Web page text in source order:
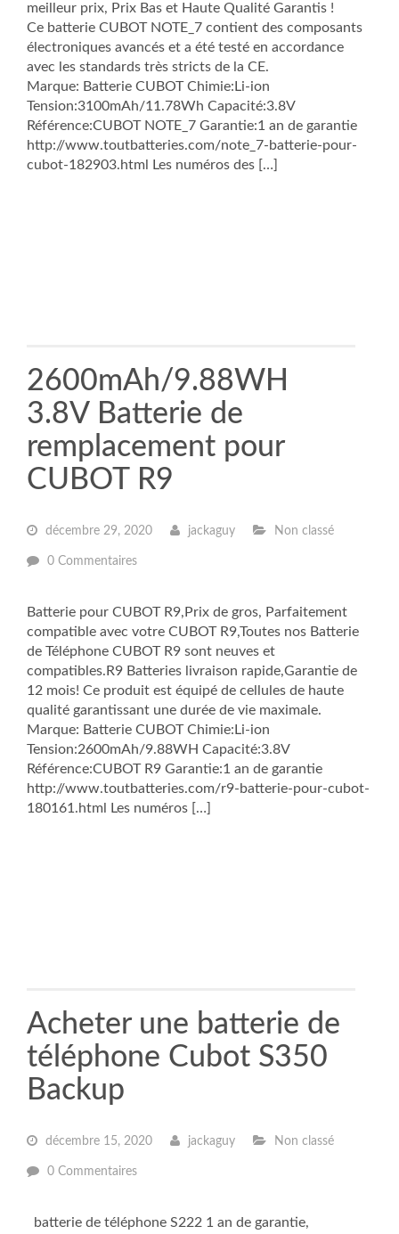
meilleur prix, Prix Bas et Haute Qualité Garantis !
Ce batterie CUBOT NOTE_7 contient des composants
électroniques avancés et a été testé en accordance
avec les standards très stricts de la CE.
Marque: Batterie CUBOT Chimie:Li-ion
Tension:3100mAh/11.78Wh Capacité:3.8V
Référence:CUBOT NOTE_7 Garantie:1 an de garantie
http://www.toutbatteries.com/note_7-batterie-pour-
cubot-182903.html Les numéros des […]
2600mAh/9.88WH
3.8V Batterie de
remplacement pour
CUBOT R9
décembre 29, 2020 jackaguy Non classé
0 Commentaires
Batterie pour CUBOT R9,Prix de gros, Parfaitement
compatible avec votre CUBOT R9,Toutes nos Batterie
de Téléphone CUBOT R9 sont neuves et
compatibles.R9 Batteries livraison rapide,Garantie de
12 mois! Ce produit est équipé de cellules de haute
qualité garantissant une durée de vie maximale.
Marque: Batterie CUBOT Chimie:Li-ion
Tension:2600mAh/9.88WH Capacité:3.8V
Référence:CUBOT R9 Garantie:1 an de garantie
http://www.toutbatteries.com/r9-batterie-pour-cubot-
180161.html Les numéros […]
Acheter une batterie de
téléphone Cubot S350
Backup
décembre 15, 2020 jackaguy Non classé
0 Commentaires
batterie de téléphone S222 1 an de garantie,